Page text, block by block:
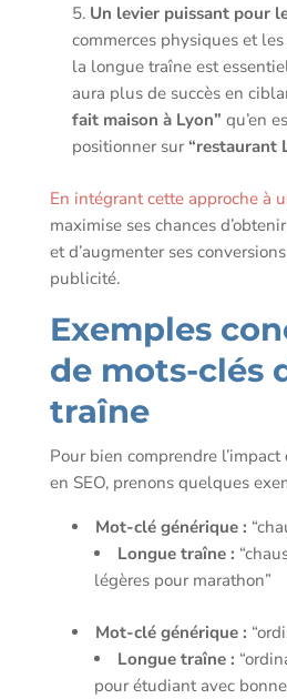
Un levier puissant pour
commerces physiques et
la longue traîne est
aura plus de succès en
fait maison à Lyon” qu’en
positionner sur “restaurant
En intégrant cette approche à
maximise ses chances
et d’augmenter ses
publicité.
Exemples
de mots-clés
traîne
Pour bien comprendre
en SEO, prenons quelques
Mot-clé générique :
Longue traîne :
légères pour marathon”
Mot-clé générique :
Longue traîne :
pour étudiant avec